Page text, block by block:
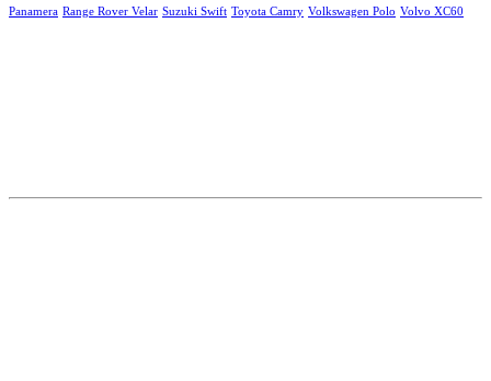
Panamera Range Rover Velar Suzuki Swift Toyota Camry Volkswagen Polo Volvo XC60